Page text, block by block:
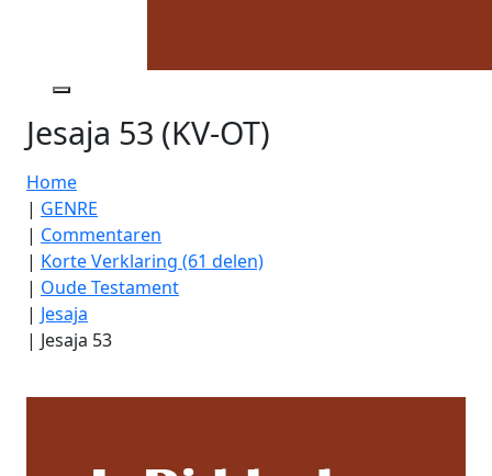
Jesaja 53 (KV-OT)
Home
| GENRE
| Commentaren
| Korte Verklaring (61 delen)
| Oude Testament
| Jesaja
| Jesaja 53